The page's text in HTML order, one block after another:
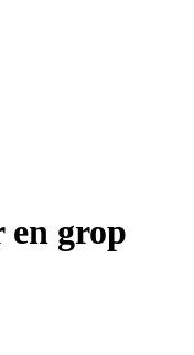
en grop